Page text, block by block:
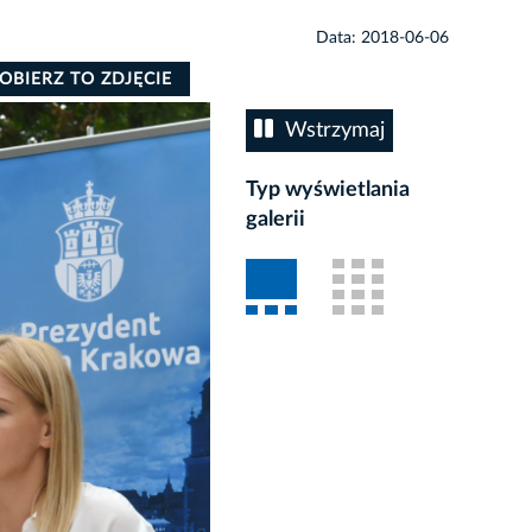
Data: 2018-06-06
Wstrzymaj
Typ wyświetlania
galerii
TO ZDJĘCIE